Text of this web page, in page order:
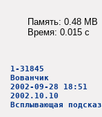
Память: 0.48 MB
Время: 0.015 c
1-31845
Вованчик
2002-09-28 18:51
2002.10.10
Всплывающая